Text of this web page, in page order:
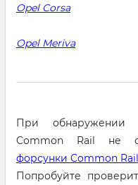
Opel Corsa
Opel Meriva
При обнаружении
Common Rail не
форсунки Common
Попробуйте